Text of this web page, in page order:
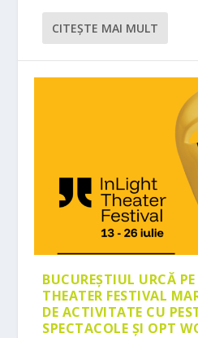
CITEŞTE MAI MULT
BUCUREȘTIUL URCĂ
THEATER FESTIVAL
DE ACTIVITATE CU
SPECTACOLE ȘI OPT